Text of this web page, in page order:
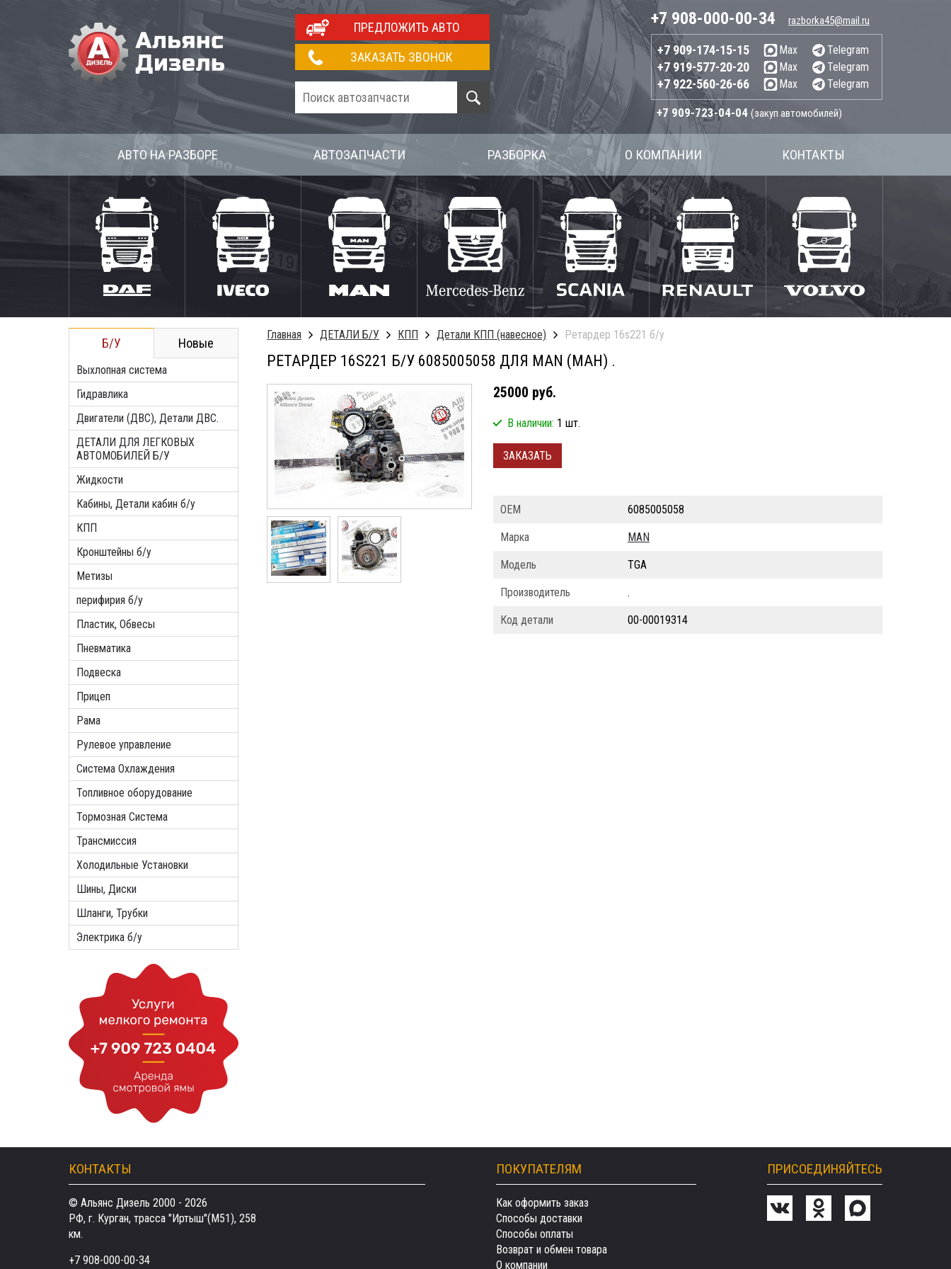
ПРЕДЛОЖИТЬ АВТО
ЗАКАЗАТЬ ЗВОНОК
+7 908-000-00-34 razborka45@mail.ru
+7 909-174-15-15 Max Telegram
+7 919-577-20-20 Max Telegram
+7 922-560-26-66 Max Telegram
+7 909-723-04-04 (закуп автомобилей)
АВТО НА РАЗБОРЕ АВТОЗАПЧАСТИ РАЗБОРКА О КОМПАНИИ КОНТАКТЫ
Б/У Новые
Выхлопная система
Гидравлика
Двигатели (ДВС), Детали ДВС.
ДЕТАЛИ ДЛЯ ЛЕГКОВЫХ
АВТОМОБИЛЕЙ Б/У
Жидкости
Кабины, Детали кабин б/у
КПП
Кронштейны б/у
Метизы
перифирия б/у
Пластик, Обвесы
Пневматика
Подвеска
Прицеп
Рама
Рулевое управление
Система Охлаждения
Топливное оборудование
Тормозная Система
Трансмиссия
Холодильные Установки
Шины, Диски
Шланги, Трубки
Электрика б/у
Главная ДЕТАЛИ Б/У КПП Детали КПП (навесное) Ретардер 16s221 б/у
РЕТАРДЕР 16S221 Б/У 6085005058 ДЛЯ MAN (МАН) .
25000 руб.
В наличии: 1 шт.
ЗАКАЗАТЬ
ОЕМ 6085005058
Марка MAN
Модель TGA
Производитель .
Код детали 00-00019314
КОНТАКТЫ
© Альянс Дизель 2000 - 2026
РФ, г. Курган, трасса "Иртыш"(М51), 258
км.
+7 908-000-00-34
ПОКУПАТЕЛЯМ
Как оформить заказ
Способы доставки
Способы оплаты
Возврат и обмен товара
О компании
ПРИСОЕДИНЯЙТЕСЬ